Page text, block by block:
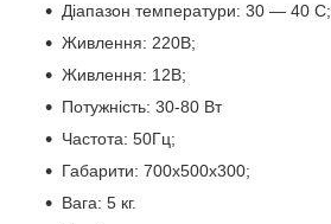
Діапазон температури: 30 — 40 С;
Живлення: 220В;
Живлення: 12В;
Потужність: 30-80 Вт
Частота: 50Гц;
Габарити: 700х500х300;
Вага: 5 кг.